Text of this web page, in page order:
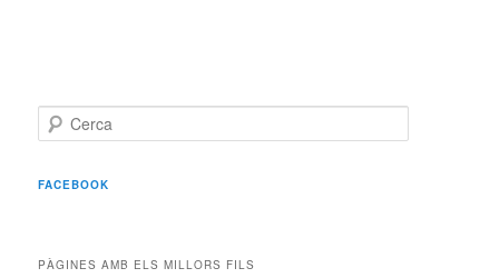
e
c
FACEBOOK
PÀGINES AMB ELS MILLORS FILS